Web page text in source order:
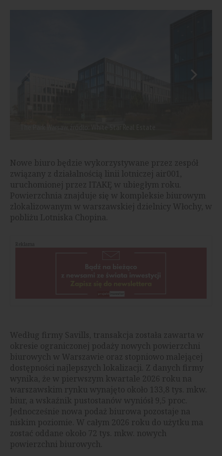
Nowe biuro będzie wykorzystywane przez zespół
związany z działalnością linii lotniczej air001,
uruchomionej przez ITAKĘ w ubiegłym roku.
Powierzchnia znajduje się w kompleksie biurowym
zlokalizowanym w warszawskiej dzielnicy Włochy, w
pobliżu Lotniska Chopina.
Reklama
Według firmy Savills, transakcja została zawarta w
okresie ograniczonej podaży nowych powierzchni
biurowych w Warszawie oraz stopniowo malejącej
dostępności najlepszych lokalizacji. Z danych firmy
wynika, że w pierwszym kwartale 2026 roku na
warszawskim rynku wynajęto około 133,8 tys. mkw.
biur, a wskaźnik pustostanów wyniósł 9,5 proc.
Jednocześnie nowa podaż biurowa pozostaje na
niskim poziomie. W całym 2026 roku do użytku ma
zostać oddane około 72 tys. mkw. nowych
powierzchni biurowych.